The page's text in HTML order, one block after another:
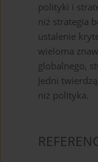
polityki i
niż strategia
ustalenie
wieloma
globalnego,
Jedni
niż polityka.